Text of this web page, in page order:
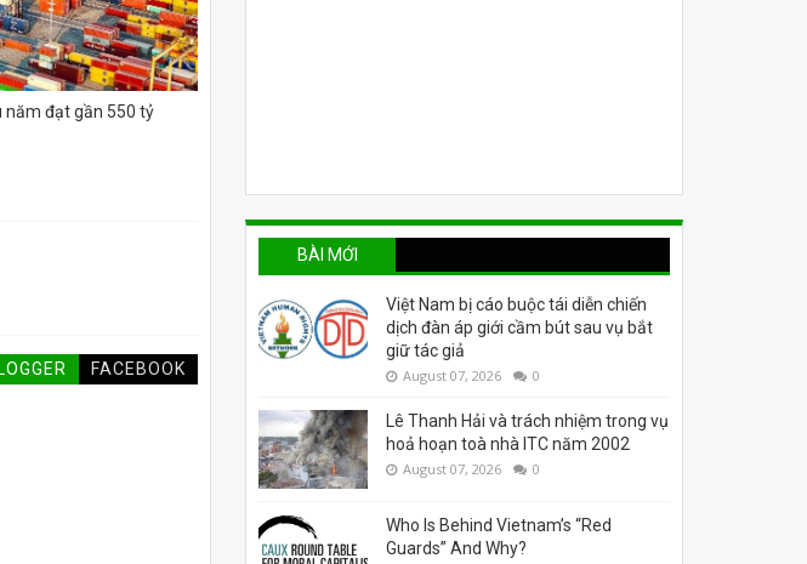
năm đạt gần 550 tỷ
FACEBOOK
BÀI MỚI
Việt Nam bị cáo buộc tái diễn chiến
dịch đàn áp giới cầm bút sau vụ bắt
giữ tác giả
August 07, 2026 0
Lê Thanh Hải và trách nhiệm trong vụ
hoả hoạn toà nhà ITC năm 2002
August 07, 2026 0
Who Is Behind Vietnam’s “Red
Guards” And Why?